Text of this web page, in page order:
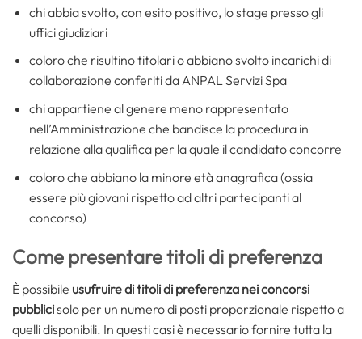
chi abbia svolto, con esito positivo, lo stage presso gli
uffici giudiziari
coloro che risultino titolari o abbiano svolto incarichi di
collaborazione conferiti da ANPAL Servizi Spa
chi appartiene al genere meno rappresentato
nell’Amministrazione che bandisce la procedura in
relazione alla qualifica per la quale il candidato concorre
coloro che abbiano la minore età anagrafica (ossia
essere più giovani rispetto ad altri partecipanti al
concorso)
Come presentare titoli di preferenza
È possibile usufruire di titoli di preferenza nei concorsi
pubblicisolo per un numero di posti proporzionale rispetto a
quelli disponibili. In questi casi è necessario fornire tutta la